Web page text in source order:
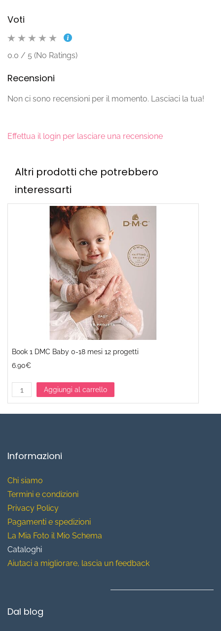
Voti
0.0 / 5 (No Ratings)
Recensioni
Non ci sono recensioni per il momento. Lasciaci la tua!
Effettua il login per lasciare una recensione
Altri prodotti che potrebbero
interessarti
Book 1 DMC Baby 0-18 mesi 12 progetti
6.90€
Aggiungi al carrello
Informazioni
Chi siamo
Termini e condizioni
Privacy Policy
Pagamenti e spedizioni
La Mia Foto il Mio Schema
Cataloghi
Aiutaci a migliorare, lascia un feedback
Dal blog